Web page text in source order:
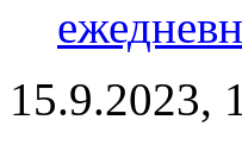
15.9.2023,